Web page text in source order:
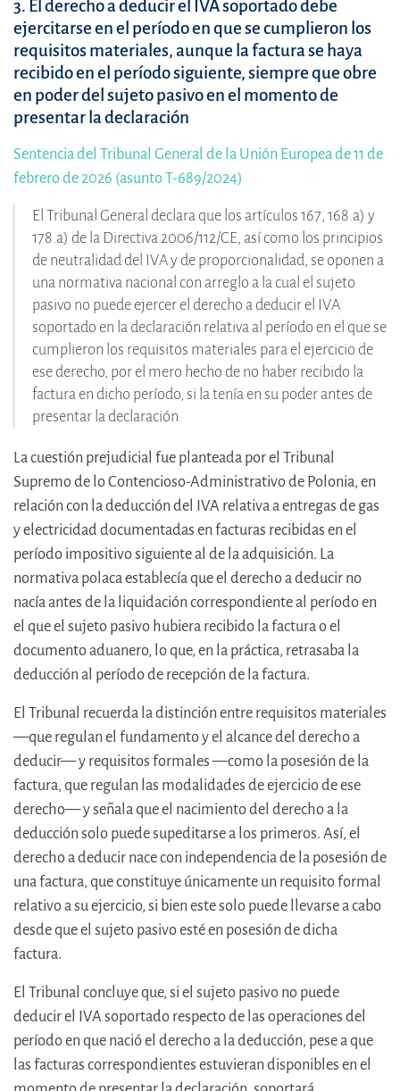
3. El derecho a deducir el IVA soportado debe
ejercitarse en el período en que se cumplieron los
requisitos materiales, aunque la factura se haya
recibido en el período siguiente, siempre que obre
en poder del sujeto pasivo en el momento de
presentar la declaración
Sentencia del Tribunal General de la Unión Europea de 11 de
febrero de 2026 (asunto T-689/2024)
El Tribunal General declara que los artículos 167, 168.a) y
178.a) de la Directiva 2006/112/CE, así como los principios
de neutralidad del IVA y de proporcionalidad, se oponen a
una normativa nacional con arreglo a la cual el sujeto
pasivo no puede ejercer el derecho a deducir el IVA
soportado en la declaración relativa al período en el que se
cumplieron los requisitos materiales para el ejercicio de
ese derecho, por el mero hecho de no haber recibido la
factura en dicho período, si la tenía en su poder antes de
presentar la declaración.
La cuestión prejudicial fue planteada por el Tribunal
Supremo de lo Contencioso-Administrativo de Polonia, en
relación con la deducción del IVA relativa a entregas de gas
y electricidad documentadas en facturas recibidas en el
período impositivo siguiente al de la adquisición. La
normativa polaca establecía que el derecho a deducir no
nacía antes de la liquidación correspondiente al período en
el que el sujeto pasivo hubiera recibido la factura o el
documento aduanero, lo que, en la práctica, retrasaba la
deducción al período de recepción de la factura.
El Tribunal recuerda la distinción entre requisitos materiales
—que regulan el fundamento y el alcance del derecho a
deducir— y requisitos formales —como la posesión de la
factura, que regulan las modalidades de ejercicio de ese
derecho— y señala que el nacimiento del derecho a la
deducción solo puede supeditarse a los primeros. Así, el
derecho a deducir nace con independencia de la posesión de
una factura, que constituye únicamente un requisito formal
relativo a su ejercicio, si bien este solo puede llevarse a cabo
desde que el sujeto pasivo esté en posesión de dicha
factura.
El Tribunal concluye que, si el sujeto pasivo no puede
deducir el IVA soportado respecto de las operaciones del
período en que nació el derecho a la deducción, pese a que
las facturas correspondientes estuvieran disponibles en el